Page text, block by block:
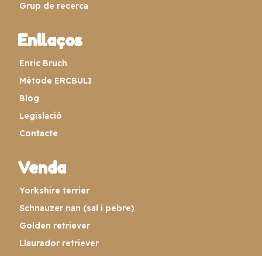
Grup de recerca
Enllaços
Enric Bruch
Mètode ERCBULI
Blog
Legislació
Contacte
Venda
Yorkshire terrier
Schnauzer nan (sal i pebre)
Golden retriever
Llaurador retriever